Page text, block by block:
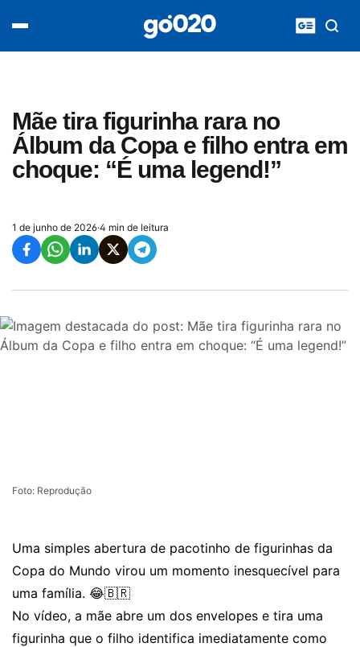
Mãe tira figurinha rara no
Álbum da Copa e filho entra em
choque: “É uma legend!”
1 de junho de 2026·4 min de leitura
Foto: Reprodução
Uma simples abertura de pacotinho de figurinhas da
Copa do Mundo virou um momento inesquecível para
uma família. 😂🇧🇷
No vídeo, a mãe abre um dos envelopes e tira uma
figurinha que o filho identifica imediatamente como
acontece agora
entretenimento
vídeos
pod020